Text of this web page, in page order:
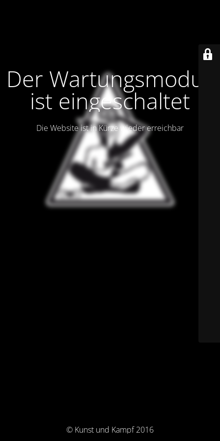
Der Wartungsmodus
ist eingeschaltet
Die Website ist in Kürze wieder erreichbar
© Kunst und Kampf 2016